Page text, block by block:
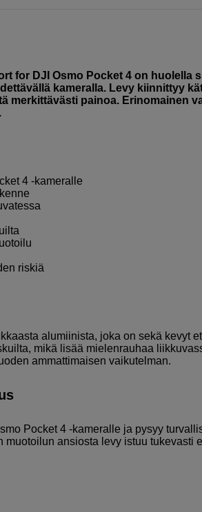
for DJI Osmo Pocket 4 on huolella
kameralla. Levy kiinnittyy
merkittävästi painoa. Erinomainen
4 -kameralle
riskiä
alumiinista, joka on sekä kevyt
mikä lisää mielenrauhaa
ammattimaisen vaikutelman.
Pocket 4 -kameralle ja pysyy
muotoilun ansiosta levy istuu tukevasti